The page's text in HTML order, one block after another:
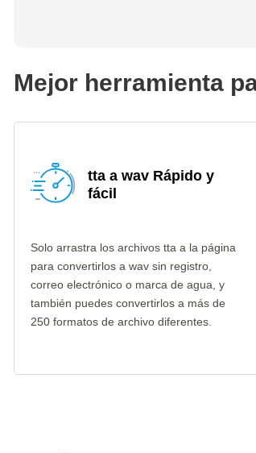
Mejor herramienta
tta a wav Rápido y
fácil
Solo arrastra los archivos tta a la página
para convertirlos a wav sin registro,
correo electrónico o marca de agua, y
también puedes convertirlos a más de
250 formatos de archivo diferentes.